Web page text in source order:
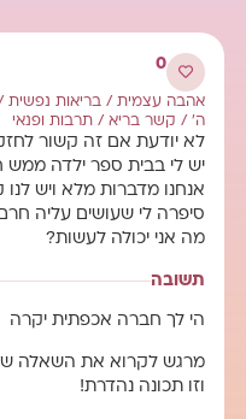
0
אהבה עצמית /בריאות נפשית
ה' / קשר בריא /תרבות ופנאי
לא יודעת אם זה קשור
יש לי בבית ספר ילדה ממש
אנחנו מדברות מלא ויש
סיפרה לי שעושים עליה
מה אני יכולה לעשות?
תשובה
הי לך חברה אכפתית יקרה
מרגש לקרוא את השאלה
וזו תכונה נהדרת!